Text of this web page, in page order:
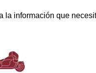
información que